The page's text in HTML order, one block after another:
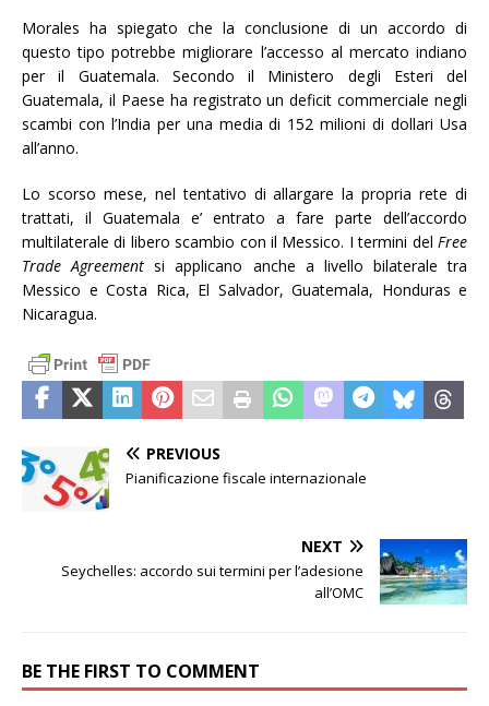
Morales ha spiegato che la conclusione di un accordo di
questo tipo potrebbe migliorare l’accesso al mercato indiano
per il Guatemala. Secondo il Ministero degli Esteri del
Guatemala, il Paese ha registrato un deficit commerciale negli
scambi con l’India per una media di 152 milioni di dollari Usa
all’anno.
Lo scorso mese, nel tentativo di allargare la propria rete di
trattati, il Guatemala e’ entrato a fare parte dell’accordo
multilaterale di libero scambio con il Messico. I termini del Free
Trade Agreementsi applicano anche a livello bilaterale tra
Messico e Costa Rica, El Salvador, Guatemala, Honduras e
Nicaragua.
PREVIOUS
Pianificazione fiscale internazionale
NEXT
Seychelles: accordo sui termini per l’adesione
all’OMC
BE THE FIRST TO COMMENT